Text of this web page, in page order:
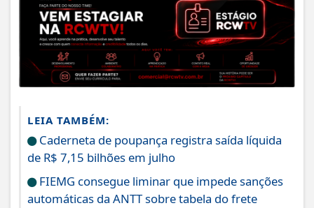
LEIA TAMBÉM:
Caderneta de poupança registra saída líquida
de R$ 7,15 bilhões em julho
FIEMG consegue liminar que impede sanções
automáticas da ANTT sobre tabela do frete